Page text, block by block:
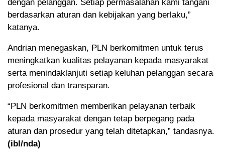
dengan pelanggan. Setiap permasalahan kami tangani
berdasarkan aturan dan kebijakan yang berlaku,”
katanya.
Andrian menegaskan, PLN berkomitmen untuk terus
meningkatkan kualitas pelayanan kepada masyarakat
serta menindaklanjuti setiap keluhan pelanggan secara
profesional dan transparan.
“PLN berkomitmen memberikan pelayanan terbaik
kepada masyarakat dengan tetap berpegang pada
aturan dan prosedur yang telah ditetapkan,” tandasnya.
(ibl/nda)